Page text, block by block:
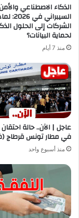
الذكاء الاصطناعي
السيبراني
الشركات إلى الحلول
لحماية البيانات؟
منذ 7 أيام
عاجل | الآن.. حالة
في مطار تونس قرطاج
منذ أسبوع واحد